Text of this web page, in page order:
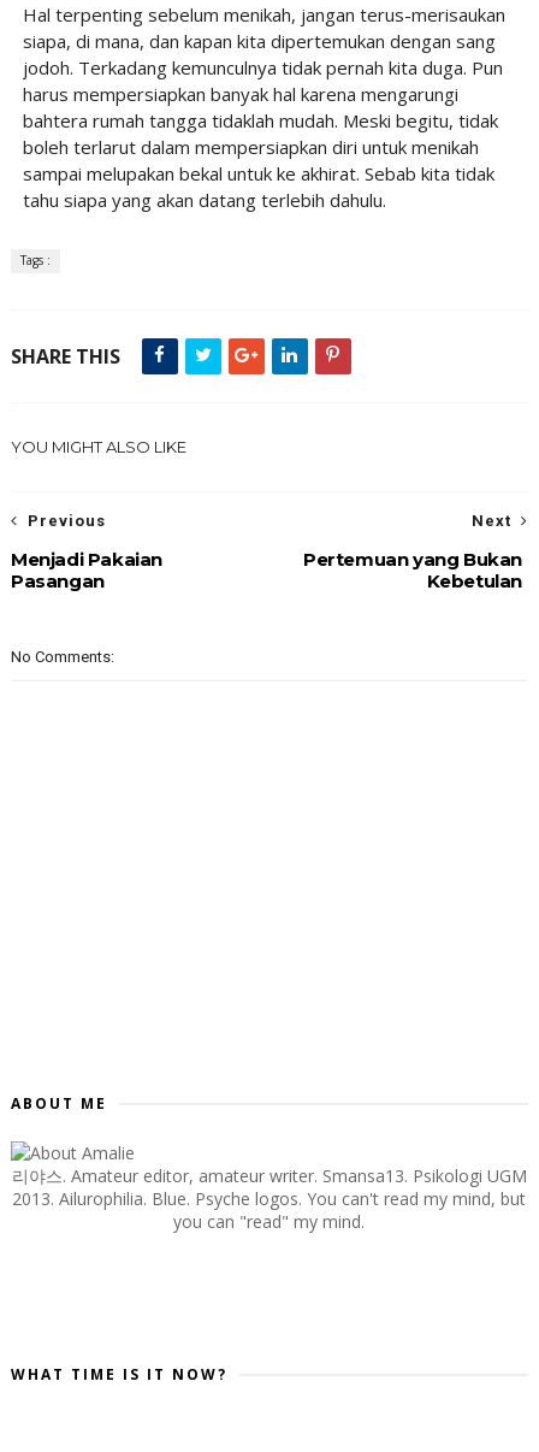
Hal terpenting sebelum menikah, jangan terus-merisaukan
siapa, di mana, dan kapan kita dipertemukan dengan sang
jodoh. Terkadang kemunculnya tidak pernah kita duga. Pun
harus mempersiapkan banyak hal karena mengarungi
bahtera rumah tangga tidaklah mudah. Meski begitu, tidak
boleh terlarut dalam mempersiapkan diri untuk menikah
sampai melupakan bekal untuk ke akhirat. Sebab kita tidak
tahu siapa yang akan datang terlebih dahulu.
Tags :
SHARE THIS
YOU MIGHT ALSO LIKE
Next
Pertemuan yang Bukan
Kebetulan
Previous
Menjadi Pakaian
Pasangan
No Comments:
ABOUT ME
리야스. Amateur editor, amateur writer. Smansa13. Psikologi UGM
2013. Ailurophilia. Blue. Psyche logos. You can't read my mind, but
you can "read" my mind.
WHAT TIME IS IT NOW?